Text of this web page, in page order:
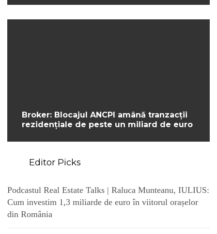
Broker: Blocajul ANCPI amână tranzacții
rezidențiale de peste un miliard de euro
Editor Picks
Podcastul Real Estate Talks | Raluca Munteanu, IULIUS:
Cum investim 1,3 miliarde de euro în viitorul orașelor
din România